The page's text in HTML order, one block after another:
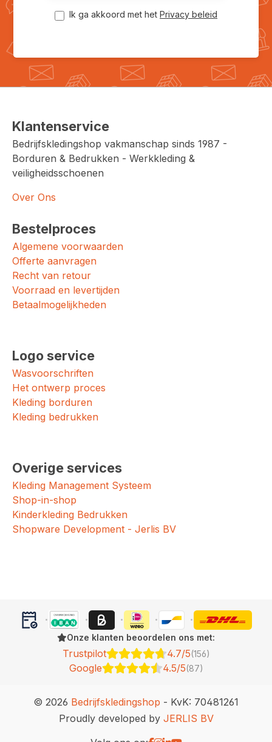
Ik ga akkoord met het Privacy beleid
Klantenservice
Bedrijfskledingshop vakmanschap sinds 1987 -
Borduren & Bedrukken - Werkkleding &
veiligheidsschoenen
Over Ons
Bestelproces
Algemene voorwaarden
Offerte aanvragen
Recht van retour
Voorraad en levertijden
Betaalmogelijkheden
Logo service
Wasvoorschriften
Het ontwerp proces
Kleding borduren
Kleding bedrukken
Overige services
Kleding Management Systeem
Shop-in-shop
Kinderkleding Bedrukken
Shopware Development - Jerlis BV
Onze klanten beoordelen ons met:
Trustpilot 4.7/5(156)
Google 4.5/5(87)
© 2026 Bedrijfskledingshop - KvK: 70481261
Proudly developed by JERLIS BV